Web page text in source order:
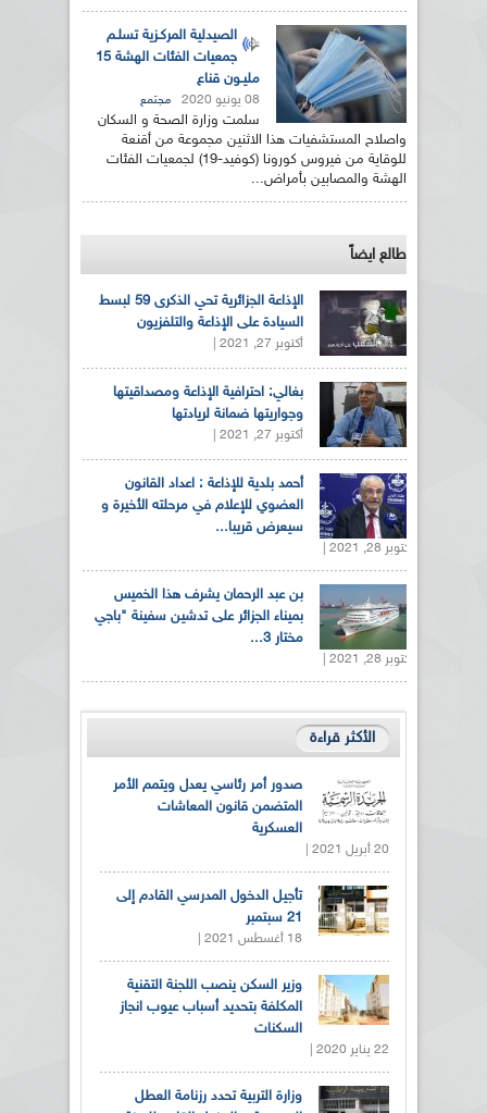
الصيدلية المركـزية تسلـم
جمعيات الفئات الهشة 15
مليـون قناع
08 يونيو 2020 مجتمع
سلمت وزارة الصحة و السكان
واصلاح المستشفيات هذا الاثنين مجموعة من أقنعة
للوقاية من فيروس كورونا (كوفيد-19) لجمعيات الفئات
الهشة والمصابين بأمراض...
طالع ايضاً
الإذاعة الجزائرية تحي الذكرى 59 لبسط
السيادة على الإذاعة والتلفزيون
أكتوبر 27, 2021 |
بغالي: احترافية الإذاعة ومصداقيتها
وجواريتها ضمانة لريادتها
أكتوبر 27, 2021 |
أحمد بلدية للإذاعة : اعداد القانون
العضوي للإعلام في مرحلته الأخيرة و
سيعرض قريبا...
أكتوبر 28, 2021 |
بن عبد الرحمان يشرف هذا الخميس
بميناء الجزائر على تدشين سفينة "باجي
مختار 3...
أكتوبر 28, 2021 |
الأكثر قراءة
صدور أمر رئاسي يعدل ويتمم الأمر
المتضمن قانون المعاشات
العسكرية
20 أبريل 2021 |
تأجيل الدخول المدرسي القادم إلى
21 سبتمبر
18 أغسطس 2021 |
وزير السكن ينصب اللجنة التقنية
المكلفة بتحديد أسباب عيوب انجاز
السكنات
22 يناير 2020 |
وزارة التربية تحدد رزنامة العطل